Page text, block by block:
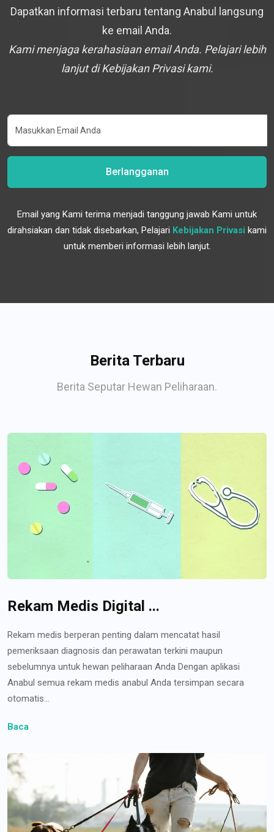
Dapatkan informasi terbaru tentang Anabul langsung
ke email Anda.
Kami menjaga kerahasiaan email Anda. Pelajari lebih
lanjut di Kebijakan Privasi kami.
Berlangganan
Email yang Kami terima menjadi tanggung jawab Kami untuk
dirahsiakan dan tidak disebarkan, Pelajari Kebijakan Privasi kami
untuk memberi informasi lebih lanjut.
Berita Terbaru
Berita Seputar Hewan Peliharaan.
Rekam Medis Digital ...
Rekam medis berperan penting dalam mencatat hasil
pemeriksaan diagnosis dan perawatan terkini maupun
sebelumnya untuk hewan peliharaan Anda Dengan aplikasi
Anabul semua rekam medis anabul Anda tersimpan secara
otomatis...
Baca